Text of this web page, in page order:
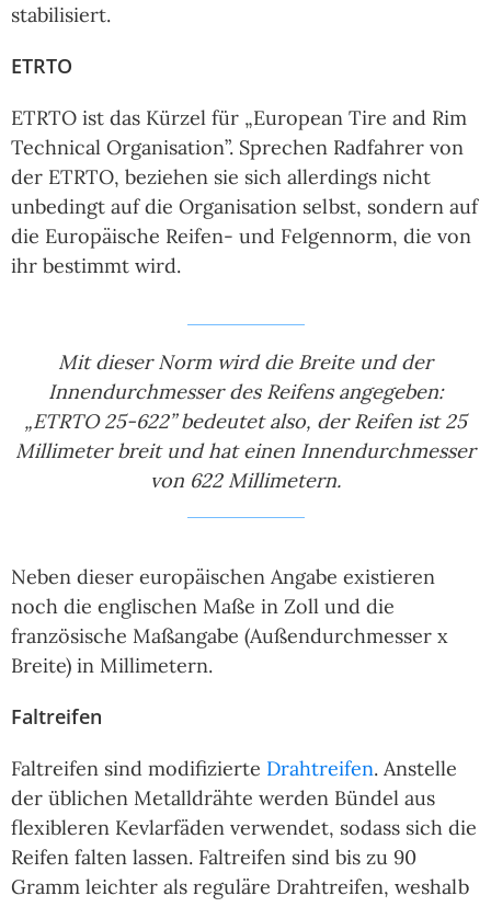
stabilisiert.
ETRTO
ETRTO ist das Kürzel für „European Tire and Rim
Technical Organisation”. Sprechen Radfahrer von
der ETRTO, beziehen sie sich allerdings nicht
unbedingt auf die Organisation selbst, sondern auf
die Europäische Reifen- und Felgennorm, die von
ihr bestimmt wird.
Mit dieser Norm wird die Breite und der
Innendurchmesser des Reifens angegeben:
„ETRTO 25-622” bedeutet also, der Reifen ist 25
Millimeter breit und hat einen Innendurchmesser
von 622 Millimetern.
Neben dieser europäischen Angabe existieren
noch die englischen Maße in Zoll und die
französische Maßangabe (Außendurchmesser x
Breite) in Millimetern.
Faltreifen
Faltreifen sind modifizierte Drahtreifen. Anstelle
der üblichen Metalldrähte werden Bündel aus
flexibleren Kevlarfäden verwendet, sodass sich die
Reifen falten lassen. Faltreifen sind bis zu 90
Gramm leichter als reguläre Drahtreifen, weshalb